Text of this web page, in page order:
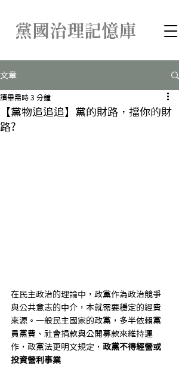
​黨國治理記憶庫
文章
【黨物追追追】黨的財路，擋你的財
路?
讀畢需時 3 分鐘
在民主政治的理論中，政黨作為政治競爭
與公共意志的中介，本就需要穩定的經費
來源。一般民主國家的政黨，多半依賴黨
員黨費、社會捐款與公開募款來維持運
作，政黨法更明文規定， 政黨不得經營或
投資營利事業